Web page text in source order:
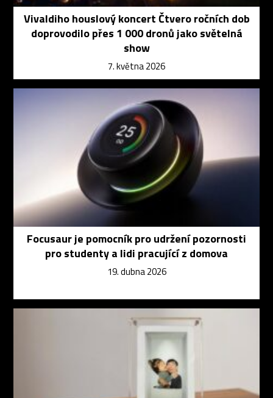
Vivaldiho houslový koncert Čtvero ročních dob
doprovodilo přes 1 000 dronů jako světelná
show
7. května 2026
Focusaur je pomocník pro udržení pozornosti
pro studenty a lidi pracující z domova
19. dubna 2026